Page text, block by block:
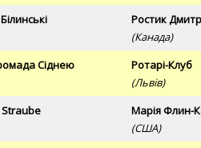
Ростик
(Канада)
Сіднею
Ротарі-Клуб
(Львів)
Марія Флин-
(США)